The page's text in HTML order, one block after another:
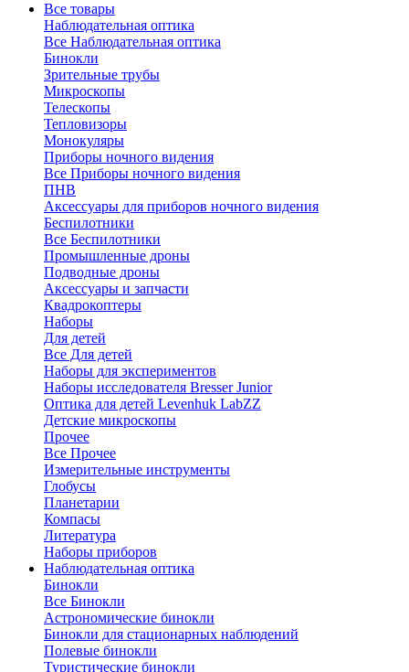
Все товары
Наблюдательная оптика
Все Наблюдательная оптика
Бинокли
Зрительные трубы
Микроскопы
Телескопы
Тепловизоры
Монокуляры
Приборы ночного видения
Все Приборы ночного видения
ПНВ
Аксессуары для приборов ночного видения
Беспилотники
Все Беспилотники
Промышленные дроны
Подводные дроны
Аксессуары и запчасти
Квадрокоптеры
Наборы
Для детей
Все Для детей
Наборы для экспериментов
Наборы исследователя Bresser Junior
Оптика для детей Levenhuk LabZZ
Детские микроскопы
Прочее
Все Прочее
Измерительные инструменты
Глобусы
Планетарии
Компасы
Литература
Наборы приборов
Наблюдательная оптика
Бинокли
Все Бинокли
Астрономические бинокли
Бинокли для стационарных наблюдений
Полевые бинокли
Туристические бинокли